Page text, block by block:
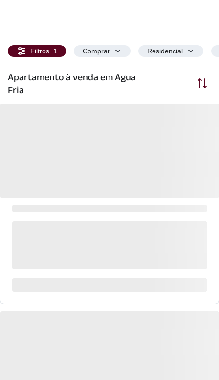
Filtros 1 Comprar Residencial
Apartamento à venda em Agua
Fria
Ordenar